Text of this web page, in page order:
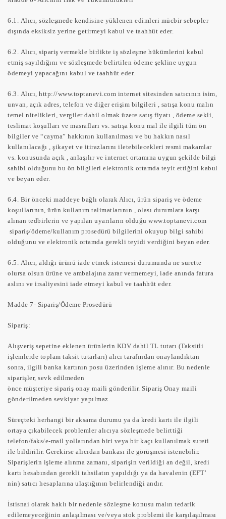
6.1.
Alıcı, sözleşmede kendisine yüklenen edimleri mücbir sebepler
dışında eksiksiz yerine getirmeyi kabul ve taahhüt eder.
6.2.
Alıcı, sipariş vermekle birlikte iş sözleşme hükümlerini kabul
etmiş sayıldığını ve sözleşmede belirtilen ödeme şekline uygun
ödemeyi yapacağını kabul ve taahhüt eder.
6.3.
Alıcı, http://www.toptanevi.com internet sitesinden satıcının isim,
unvan, açık adres, telefon ve diğer erişim bilgileri , satışa konu malın
temel nitelikleri, vergiler dahil olmak üzere satış fiyatı , ödeme sekli,
teslimat koşulları ve masrafları vs. satışa konu mal ile ilgili tüm ön
bilgiler ve “cayma” hakkının kullanılması ve bu hakkın nasıl
kullanılacağı , şikayet ve itirazlarını iletebilecekleri resmi makamlar
vs. konusunda açık , anlaşılır ve internet ortamına uygun şekilde bilgi
sahibi olduğunu bu ön bilgileri elektronik ortamda teyit ettiğini kabul
ve beyan eder.
6.4. Bir önceki maddeye bağlı olarak Alıcı, ürün sipariş ve ödeme
koşullarının, ürün kullanım talimatlarının , olası durumlara karşı
alınan tedbirlerin ve yapılan uyarıların olduğu www.toptanevi.com
sipariş/ödeme/kullanım prosedürü bilgilerini okuyup bilgi sahibi
olduğunu ve elektronik ortamda gerekli teyidi verdiğini beyan eder.
6.5.
Alıcı, aldığı ürünü iade etmek istemesi durumunda ne surette
olursa olsun ürüne ve ambalajına zarar vermemeyi, iade anında fatura
aslını ve irsaliyesini iade etmeyi kabul ve taahhüt eder.
Madde 7- Sipariş/Ödeme Prosedürü
Sipariş:
Alışveriş sepetine eklenen ürünlerin KDV dahil TL tutarı (Taksitli
işlemlerde toplam taksit tutarları) alıcı tarafından onaylandıktan
sonra, ilgili banka kartının posu üzerinden işleme alınır. Bu nedenle
siparişler, sevk edilmeden
önce müşteriye sipariş onay maili gönderilir. Sipariş Onay maili
gönderilmeden sevkiyat yapılmaz.
Süreçteki herhangi bir aksama durumu ya da kredi kartı ile ilgili
ortaya çıkabilecek problemler alıcıya sözleşmede belirttiği
telefon/faks/e-mail yollarından biri veya bir kaçı kullanılmak sureti
ile bildirilir. Gerekirse alıcıdan bankası ile görüşmesi istenebilir.
Siparişlerin işleme alınma zamanı, siparişin verildiği an değil, kredi
kartı hesabından gerekli tahsilatın yapıldığı ya da havalenin (EFT’
nin) satıcı hesaplarına ulaştığının belirlendiği andır.
İstisnai olarak haklı bir nedenle sözleşme konusu malın tedarik
edilemeyeceğinin anlaşılması ve/veya stok problemi ile karşılaşılması